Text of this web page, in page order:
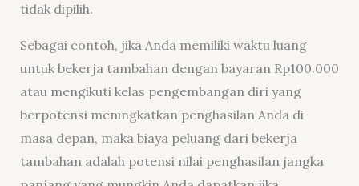
tidak dipilih.
Sebagai contoh, jika Anda memiliki waktu luang
untuk bekerja tambahan dengan bayaran Rp100.000
atau mengikuti kelas pengembangan diri yang
berpotensi meningkatkan penghasilan Anda di
masa depan, maka biaya peluang dari bekerja
tambahan adalah potensi nilai penghasilan jangka